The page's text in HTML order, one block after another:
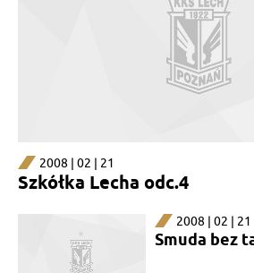
2008 | 02 | 21
Szkółka Lecha odc.4
2008 | 02 | 21
Smuda bez